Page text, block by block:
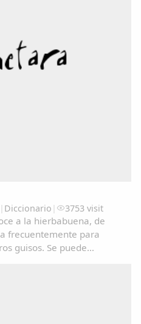
| Diccionario | 3753 visit
a la hierbabuena, de
frecuentemente para
guisos. Se puede